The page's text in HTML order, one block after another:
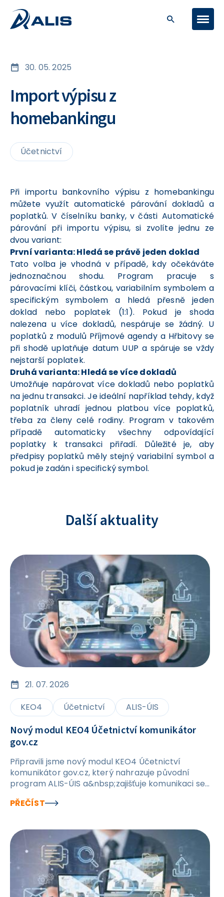
30. 05. 2025
Import výpisu z
homebankingu
Účetnictví
Při importu bankovního výpisu z homebankingu
můžete využít automatické párování dokladů a
poplatků. V číselníku banky, v části Automatické
párování při importu výpisu, si zvolíte jednu ze
dvou variant:
První varianta: Hledá se právě jeden doklad
Tato volba je vhodná v případě, kdy očekáváte
jednoznačnou shodu. Program pracuje s
párovacími klíči, částkou, variabilním symbolem a
specifickým symbolem a hledá přesně jeden
doklad nebo poplatek (1:1). Pokud je shoda
nalezena u více dokladů, nespáruje se žádný. U
poplatků z modulů Příjmové agendy a Hřbitovy se
při shodě uplatňuje datum UUP a spáruje se vždy
nejstarší poplatek.
Druhá varianta: Hledá se více dokladů
Umožňuje napárovat více dokladů nebo poplatků
na jednu transakci. Je ideální například tehdy, když
poplatník uhradí jednou platbou více poplatků,
třeba za členy celé rodiny. Program v takovém
případě automaticky všechny odpovídající
poplatky k transakci přiřadí. Důležité je, aby
předpisy poplatků měly stejný variabilní symbol a
pokud je zadán i specifický symbol.
Další aktuality
21. 07. 2026
KEO4
Účetnictví ALIS-ÚIS
Nový modul KEO4 Účetnictví komunikátor
gov.cz
Připravili jsme nový modul KEO4 Účetnictví
komunikátor gov.cz, který nahrazuje původní
program ALIS-ÚIS a&nbsp;zajišťuje komunikaci se
prostředí KEO4 Účetnictví. Modul podporuje
KEO4 1.14.19) a Centrálním systémem účetních
informací státu (CSÚIS). Proč dochází ke změně
Původní program ALIS-ÚIS je založen na
technologii, která již neumožňuje jeho další
dlouhodobý rozvoj. Z tohoto důvodu je připraveno
nové řešení přímo v systému KEO4. Program ALIS-
ÚIS zůstává stávajícím uživatelům i nadále k
PŘEČÍST